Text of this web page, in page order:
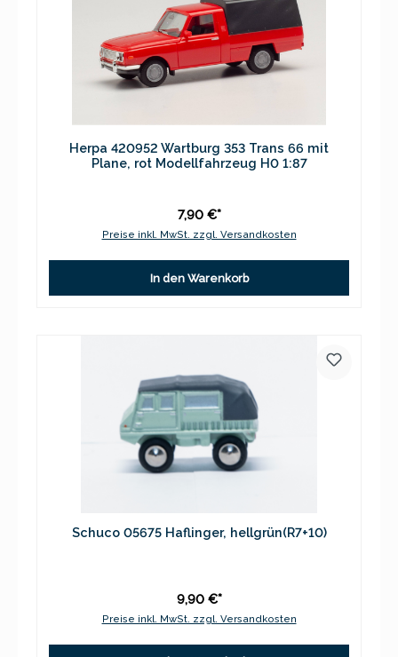
Herpa 420952 Wartburg 353 Trans 66 mit
Plane, rot Modellfahrzeug H0 1:87
7,90 €*
Preise inkl. MwSt. zzgl. Versandkosten
In den Warenkorb
Schuco 05675 Haflinger, hellgrün(R7+10)
9,90 €*
Preise inkl. MwSt. zzgl. Versandkosten